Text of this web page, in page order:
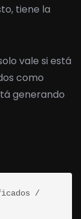
tiene la
vale si está
como
generando
/